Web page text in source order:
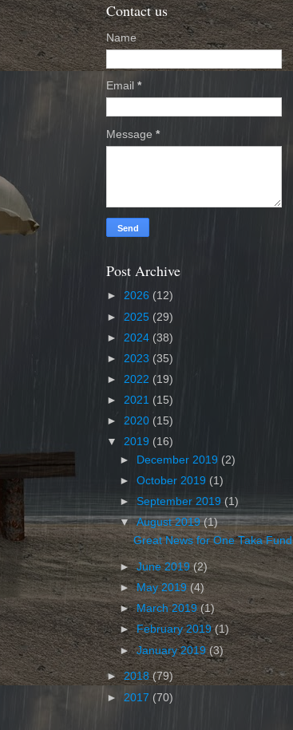
Contact us
Name
Email *
Message *
Post Archive
► 2026 (12)
► 2025 (29)
► 2024 (38)
► 2023 (35)
► 2022 (19)
► 2021 (15)
► 2020 (15)
▼ 2019 (16)
►
December 2019 (2)
►October 2019 (1)
►September 2019(1)
▼August 2019(1)
Great News for One Taka Fund
►June 2019(2)
►May 2019(4)
►March 2019(1)
►February 2019(1)
►January 2019(3)
►2018(79)
► 2017 (70)